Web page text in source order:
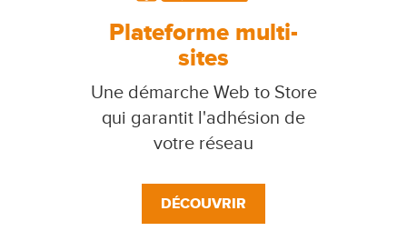
Plateforme multi-
sites
Une démarche Web to Store
qui garantit l'adhésion de
votre réseau
DÉCOUVRIR